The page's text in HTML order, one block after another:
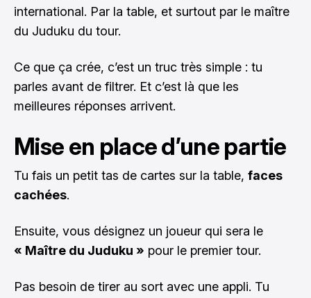
international. Par la table, et surtout par le maître
du Juduku du tour.
Ce que ça crée, c’est un truc très simple : tu
parles avant de filtrer. Et c’est là que les
meilleures réponses arrivent.
Mise en place d’une partie
Tu fais un petit tas de cartes sur la table, faces
cachées.
Ensuite, vous désignez un joueur qui sera le
« Maître du Juduku » pour le premier tour.
Pas besoin de tirer au sort avec une appli. Tu